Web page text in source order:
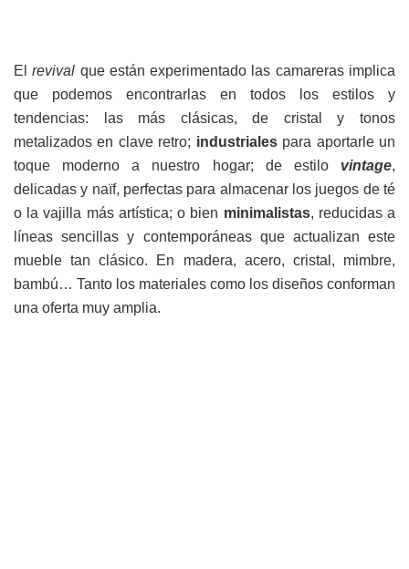
Elrevival que están experimentado las camareras implica
que podemos encontrarlas en todos los estilos y
tendencias: las más clásicas, de cristal y tonos
metalizados en clave retro; industrialespara aportarle un
toque moderno a nuestro hogar; de estilo vintage,
delicadas y naïf, perfectas para almacenar los juegos de té
o la vajilla más artística; o bien minimalistas, reducidas a
líneas sencillas y contemporáneas que actualizan este
mueble tan clásico. En madera, acero, cristal, mimbre,
bambú… Tanto los materiales como los diseños conforman
una oferta muy amplia.